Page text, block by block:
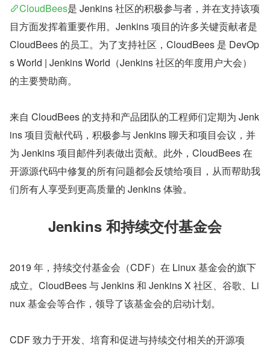
CloudBees是 Jenkins 社区的积极参与者，并在支持该项
目方面发挥着重要作用。Jenkins 项目的许多关键贡献者是
CloudBees 的员工。为了支持社区，CloudBees 是 DevOp
s World | Jenkins World（Jenkins 社区的年度用户大会）
的主要赞助商。
来自 CloudBees 的支持和产品团队的工程师们定期为 Jenk
ins 项目贡献代码，积极参与 Jenkins 聊天和项目会议，并
为 Jenkins 项目邮件列表做出贡献。此外，CloudBees 在
开源源代码中修复的所有问题都会反馈给项目，从而帮助我
们所有人享受到更高质量的 Jenkins 体验。
Jenkins 和持续交付基金会
2019 年，持续交付基金会（CDF）在 Linux 基金会的旗下
成立。CloudBees 与 Jenkins 和 Jenkins X 社区、谷歌、Li
nux 基金会等合作，领导了该基金会的启动计划。
CDF 致力于开发、培育和促进与持续交付相关的开源项